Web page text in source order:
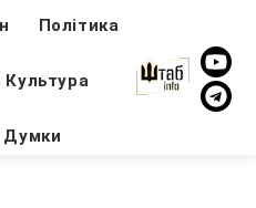
Політика
Культура
Думки